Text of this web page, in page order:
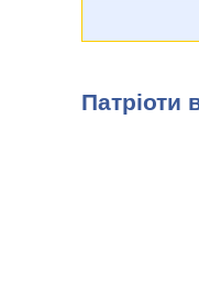
Патріоти